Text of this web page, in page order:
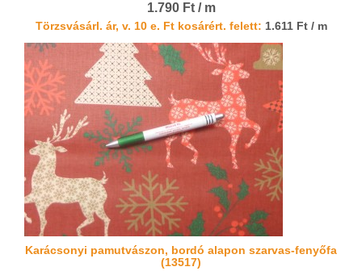
1.790 Ft / m
Törzsvásárl. ár, v. 10 e. Ft kosárért. felett: 1.611 Ft / m
Karácsonyi pamutvászon, bordó alapon szarvas-fenyőfa
(13517)